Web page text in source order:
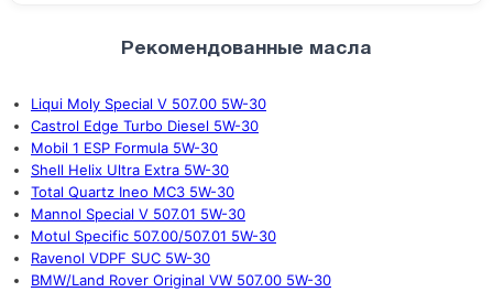
Рекомендованные масла
Liqui Moly Special V 507.00 5W-30
Castrol Edge Turbo Diesel 5W-30
Mobil 1 ESP Formula 5W-30
Shell Helix Ultra Extra 5W-30
Total Quartz Ineo MC3 5W-30
Mannol Special V 507.01 5W-30
Motul Specific 507.00/507.01 5W-30
Ravenol VDPF SUC 5W-30
BMW/Land Rover Original VW 507.00 5W-30